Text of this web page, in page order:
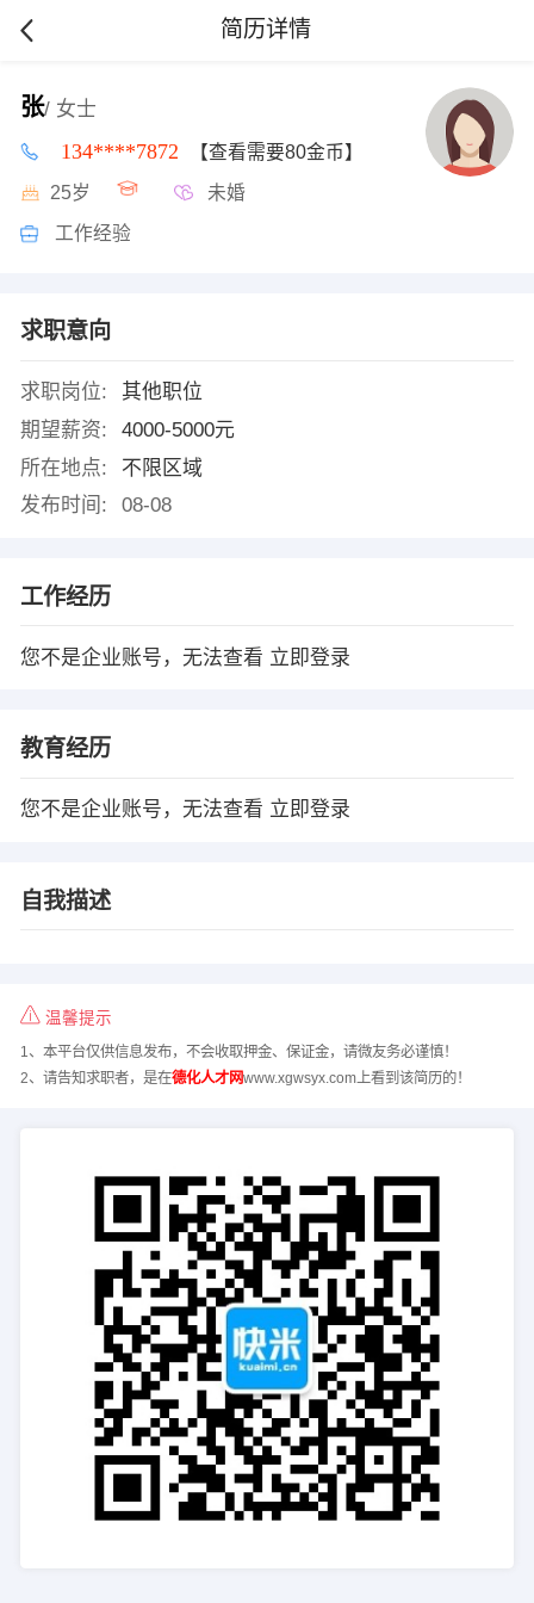
简历详情
张/ 女士
134****7872 【查看需要80金币】
25岁 未婚
工作经验
求职意向
求职岗位:
其他职位
期望薪资:
4000-5000元
所在地点:
不限区域
发布时间:
08-08
工作经历
您不是企业账号，无法查看 立即登录
教育经历
您不是企业账号，无法查看 立即登录
自我描述
温馨提示
1、本平台仅供信息发布，不会收取押金、保证金，请微友务必谨慎！
2、请告知求职者，是在德化人才网www.xgwsyx.com上看到该简历的！